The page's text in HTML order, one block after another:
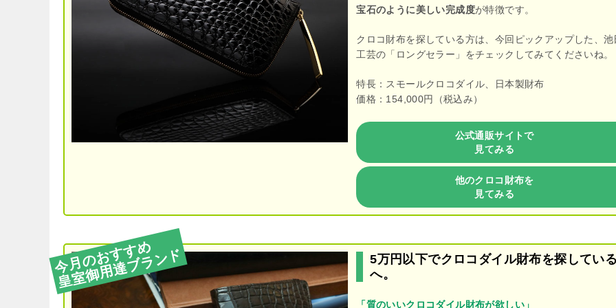
宝石のように美しい完成度が特徴です。
クロコ財布を探している方は、今回ピックアップした、池
工芸の「ロングセラー」をチェックしてみてくださいね。
特長：スモールクロコダイル、日本製財布
価格：154,000円（税込み）
公式通販サイトで
見てみる
他のクロコ財布を
見てみる
今月のおすすめ
皇室御用達ブランド
5万円以下でクロコダイル財布を探してい
へ。
「質のいいクロコダイル財布が欲しい」